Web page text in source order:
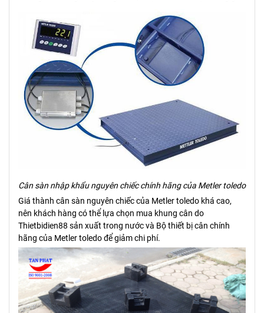
Cân sàn nhập khẩu nguyên chiếc chính hãng của Metler toledo
Giá thành cân sàn nguyên chiếc của Metler toledo khá cao,
nên khách hàng có thể lựa chọn mua khung cân do
Thietbidien88 sản xuất trong nước và Bộ thiết bị cân chính
hãng của Metler toledo để giảm chi phí.